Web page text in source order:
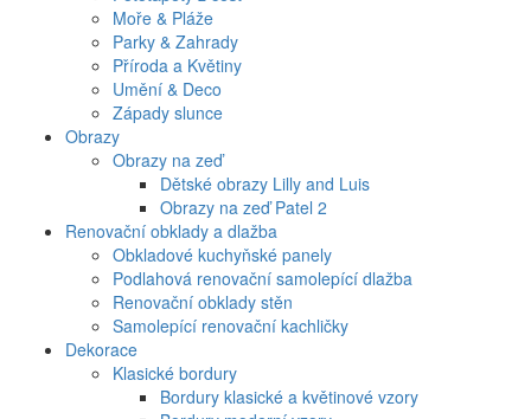
Moře & Pláže
Parky & Zahrady
Příroda a Květiny
Umění & Deco
Západy slunce
Obrazy
Obrazy na zeď
Dětské obrazy Lilly and Luis
Obrazy na zeď Patel 2
Renovační obklady a dlažba
Obkladové kuchyňské panely
Podlahová renovační samolepící dlažba
Renovační obklady stěn
Samolepící renovační kachličky
Dekorace
Klasické bordury
Bordury klasické a květinové vzory